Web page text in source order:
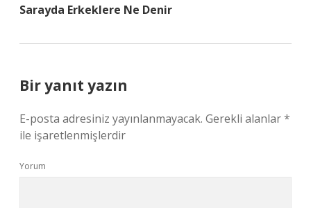
Sarayda Erkeklere Ne Denir
Bir yanıt yazın
E-posta adresiniz yayınlanmayacak. Gerekli alanlar*
ile işaretlenmişlerdir
Yorum